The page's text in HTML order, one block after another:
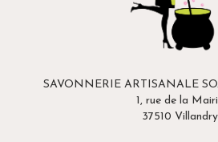
SAVONNERIE ARTISANALE
1, rue de la
37510 Villandry